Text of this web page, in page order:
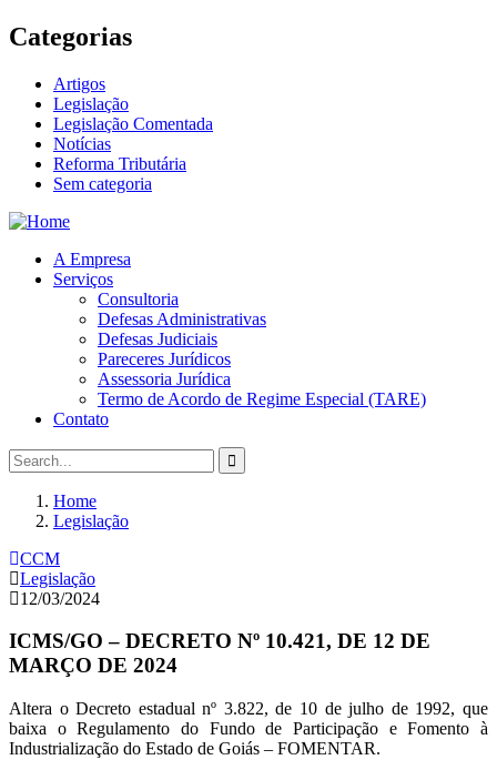
Categorias
Artigos
Legislação
Legislação Comentada
Notícias
Reforma Tributária
Sem categoria
A Empresa
Serviços
Consultoria
Defesas Administrativas
Defesas Judiciais
Pareceres Jurídicos
Assessoria Jurídica
Termo de Acordo de Regime Especial (TARE)
Contato
Home
Legislação
CCM
Legislação
12/03/2024
ICMS/GO – DECRETO Nº 10.421, DE 12 DE
MARÇO DE 2024
Altera o Decreto estadual nº 3.822, de 10 de julho de 1992, que
baixa o Regulamento do Fundo de Participação e Fomento à
Industrialização do Estado de Goiás – FOMENTAR.